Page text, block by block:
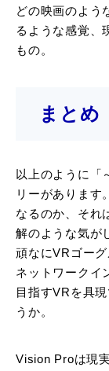
どの映画のよう
るような感覚、
もの。
まとめ
以上のように「
リーがあります
なるのか、それ
解のような気が
頑なにVRゴー
ネットワークイ
目指すVRを具
うか。
Vision Proは現